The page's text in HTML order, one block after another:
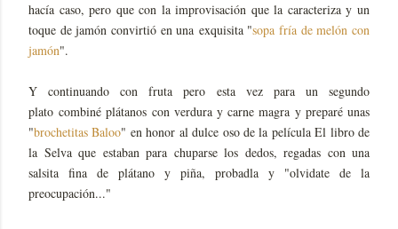
hacía caso, pero que con la improvisación que la caracteriza y un
toque de jamón convirtió en una exquisita "sopa fría de melón con
jamón".
Y continuando con fruta pero esta vez para un segundo
plato combiné plátanos con verdura y carne magra y preparé unas
"brochetitas Baloo" en honor al dulce oso de la película El libro de
la Selva que estaban para chuparse los dedos, regadas con una
salsita fina de plátano y piña, probadla y "olvidate de la
preocupación..."